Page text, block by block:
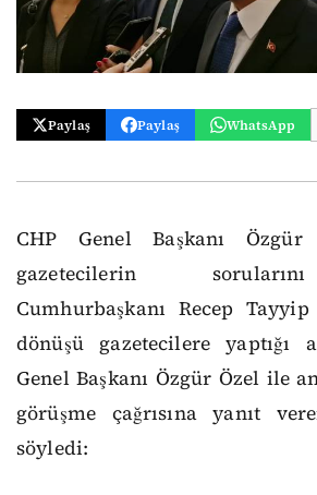
Paylaş Paylaş WhatsApp
CHP Genel Başkanı
gazetecilerin
Cumhurbaşkanı Recep
dönüşü gazetecilere yaptığı
Genel Başkanı Özgür Özel ile
görüşme çağrısına yanıt
söyledi: